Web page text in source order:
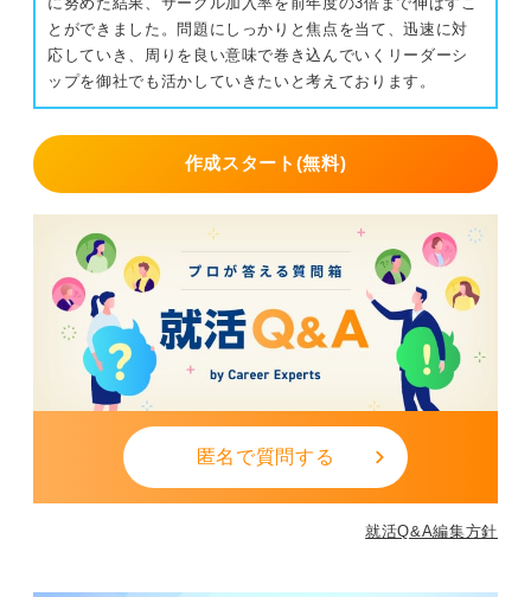
とができました。問題にしっかりと焦点を当て、迅速に対
応していき、周りを良い意味で巻き込んでいくリーダーシ
ップを御社でも活かしていきたいと考えております。
作成スタート(無料)
匿名で質問する
就活Q&A編集方針